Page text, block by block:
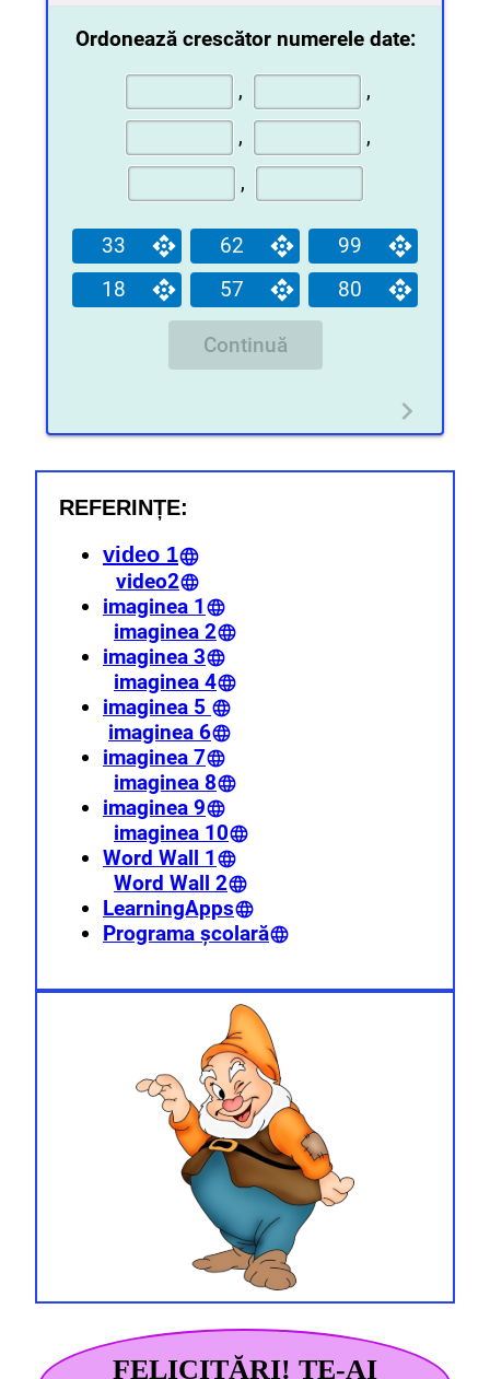
Ordonează crescător numerele date:
,
,
,
,
,
33 62
99
18
57 80
Continuă
REFERINȚE:
video 1
video2
imaginea 1
imaginea 2
imaginea 3
imaginea 4
imaginea 5
imaginea 6
imaginea 7
imaginea 8
imaginea 9
imaginea 10
Word Wall 1
Word Wall 2
LearningApps
Programa școlară
FELICITĂRI! TE-AI